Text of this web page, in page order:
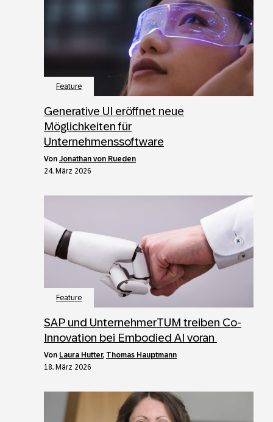
Feature
Generative UI eröffnet neue
Möglichkeiten für
Unternehmenssoftware
von Jonathan von Rueden
24. März 2026
Feature
SAP und UnternehmerTUM treiben Co-
Innovation bei Embodied AI voran
von Laura Hutter, Thomas Hauptmann
18. März 2026